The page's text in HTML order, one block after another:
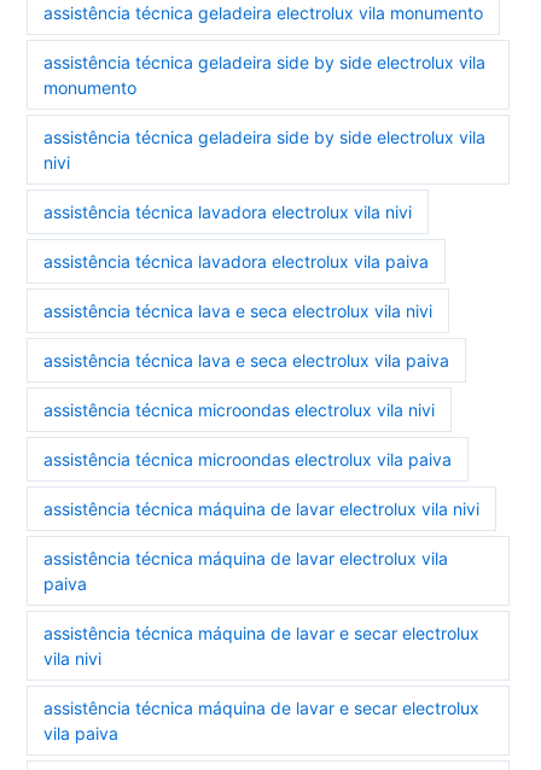
assistência técnica geladeira electrolux vila monumento
assistência técnica geladeira side by side electrolux vila
monumento
assistência técnica geladeira side by side electrolux vila
nivi
assistência técnica lavadora electrolux vila nivi
assistência técnica lavadora electrolux vila paiva
assistência técnica lava e seca electrolux vila nivi
assistência técnica lava e seca electrolux vila paiva
assistência técnica microondas electrolux vila nivi
assistência técnica microondas electrolux vila paiva
assistência técnica máquina de lavar electrolux vila nivi
assistência técnica máquina de lavar electrolux vila
paiva
assistência técnica máquina de lavar e secar electrolux
vila nivi
assistência técnica máquina de lavar e secar electrolux
vila paiva